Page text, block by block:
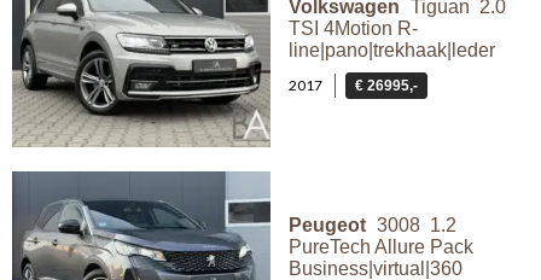
Volkswagen Tiguan 2.0
TSI 4Motion R-
line|pano|trekhaak|leder
2017 € 26995,-
Peugeot 3008 1.2
PureTech Allure Pack
Business|virtual|360